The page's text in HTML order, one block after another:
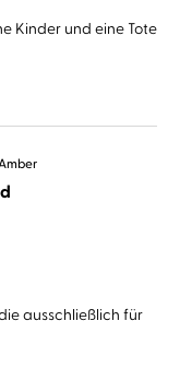
Kinder und eine Tote
ausschließlich für